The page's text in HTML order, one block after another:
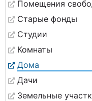
Помещения
Старые фонды
Студии
Комнаты
Дома
Дачи
Земельные